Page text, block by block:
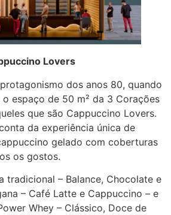
Lovers
dos anos 80, quando
espaço de 50 m² da 3 Corações
que são Cappuccino Lovers.
da experiência única de
gelado com coberturas
os gostos.
tradicional – Balance, Chocolate e
– Café Latte e Cappuccino – e
Whey – Clássico, Doce de